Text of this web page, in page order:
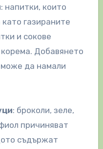
: напитки, които
газираните
и сокове
Добавянето
да намали
: броколи, зеле,
причиняват
съдържат